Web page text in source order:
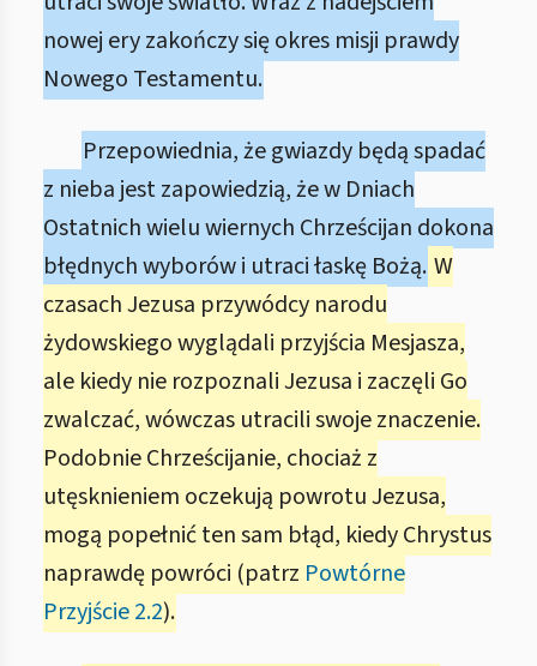
nowej ery zakończy się okres misji prawdy
Nowego Testamentu.
Przepowiednia, że gwiazdy będą spadać
z nieba jest zapowiedzią, że w Dniach
Ostatnich wielu wiernych Chrześcijan dokona
błędnych wyborów i utraci łaskę Bożą. W
czasach Jezusa przywódcy narodu
żydowskiego wyglądali przyjścia Mesjasza,
ale kiedy nie rozpoznali Jezusa i zaczęli Go
zwalczać, wówczas utracili swoje znaczenie.
Podobnie Chrześcijanie, chociaż z
utęsknieniem oczekują powrotu Jezusa,
mogą popełnić ten sam błąd, kiedy Chrystus
naprawdę powróci (patrz Powtórne
Przyjście 2.2).